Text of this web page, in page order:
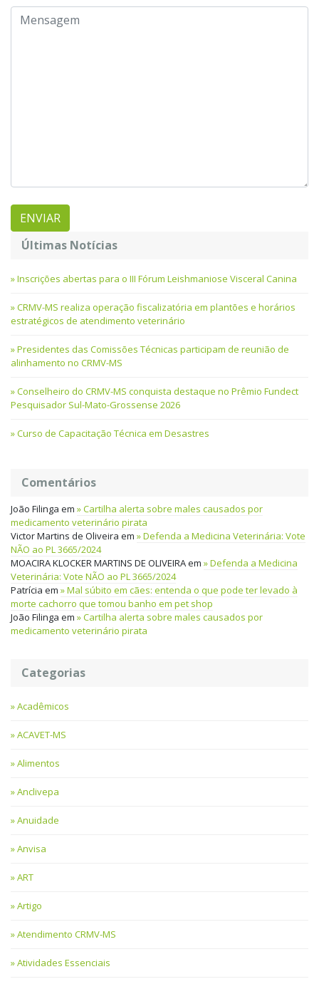
Últimas Notícias
Inscrições abertas para o III Fórum Leishmaniose Visceral Canina
CRMV-MS realiza operação fiscalizatória em plantões e horários
estratégicos de atendimento veterinário
Presidentes das Comissões Técnicas participam de reunião de
alinhamento no CRMV-MS
Conselheiro do CRMV-MS conquista destaque no Prêmio Fundect
Pesquisador Sul-Mato-Grossense 2026
Curso de Capacitação Técnica em Desastres
Comentários
João Filinga em
Cartilha alerta sobre males causados por
medicamento veterinário pirata
Victor Martins de Oliveira em
Defenda a Medicina Veterinária: Vote
NÃO ao PL 3665/2024
MOACIRA KLOCKER MARTINS DE OLIVEIRAem
Defenda a Medicina
Veterinária: Vote NÃO ao PL 3665/2024
Patrícia em
Mal súbito em cães: entenda o que pode ter levado à
morte cachorro que tomou banho em pet shop
João Filinga em
Cartilha alerta sobre males causados por
medicamento veterinário pirata
Categorias
Acadêmicos
ACAVET-MS
Alimentos
Anclivepa
Anuidade
Anvisa
ART
Artigo
Atendimento CRMV-MS
Atividades Essenciais